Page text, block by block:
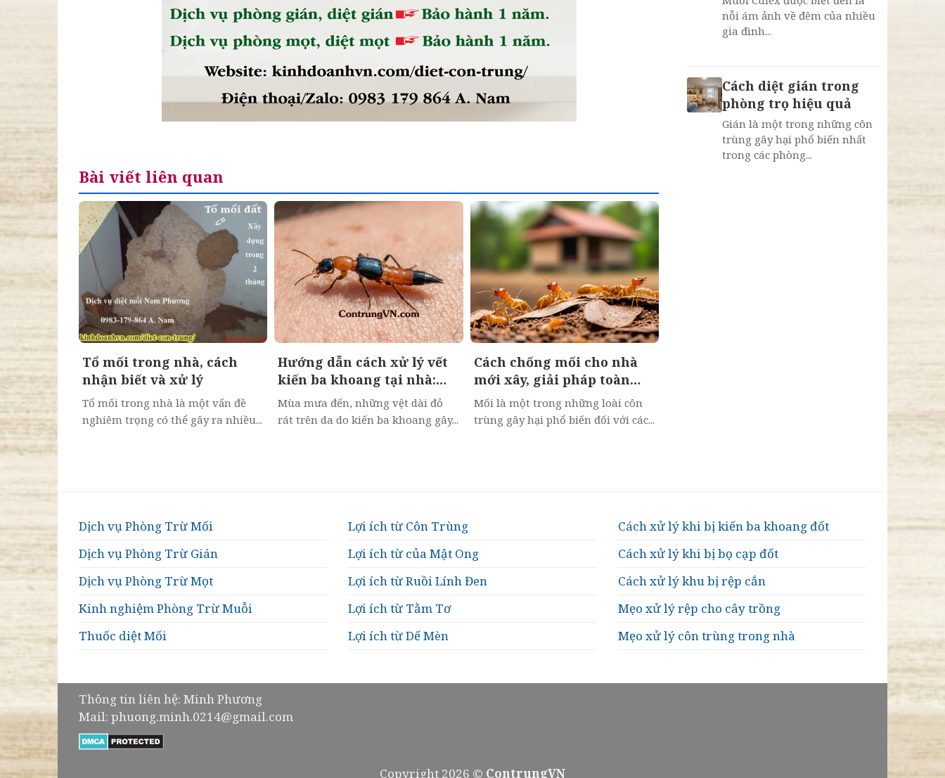
Bài viết liên quan
Tổ mối trong nhà, cách
nhận biết và xử lý
Tổ mối trong nhà là một vấn đề
nghiêm trọng có thể gây ra nhiều...
Hướng dẫn cách xử lý vết
kiến ba khoang tại nhà:
Hiểu đúng để không để lại
sẹo
Mùa mưa đến, những vệt dài đỏ
rát trên da do kiến ba khoang gây...
Cách chống mối cho nhà
mới xây, giải pháp toàn
diện bảo vệ ngôi nhà của
bạn
Mối là một trong những loài côn
trùng gây hại phổ biến đối với các...
nỗi ám ảnh về đêm của nhiều
gia đình...
Cách diệt gián trong
phòng trọ hiệu quả
Gián là một trong những côn
trùng gây hại phổ biến nhất
trong các phòng...
Dịch vụ Phòng Trừ Mối
Dịch vụ Phòng Trừ Gián
Dịch vụ Phòng Trừ Mọt
Kinh nghiệm Phòng Trừ Muỗi
Thuốc diệt Mối
Lợi ích từ Côn Trùng
Lợi ích từ của Mật Ong
Lợi ích từ Ruồi Lính Đen
Lợi ích từ Tằm Tơ
Lợi ích từ Dế Mèn
Cách xử lý khi bị kiến ba khoang đốt
Cách xử lý khi bị bọ cạp đốt
Cách xử lý khu bị rệp cắn
Mẹo xử lý rệp cho cây trồng
Mẹo xử lý côn trùng trong nhà
Thông tin liên hệ: Minh Phương
Mail: phuong.minh.0214@gmail.com
Copyright 2026 © ContrungVN